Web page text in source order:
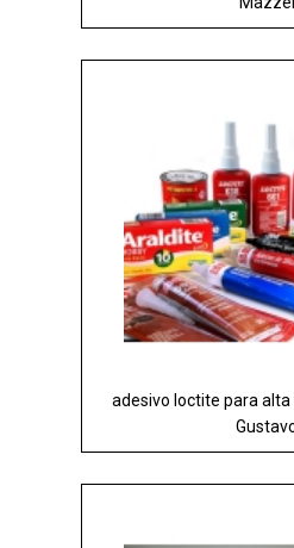
adesivo loctite para